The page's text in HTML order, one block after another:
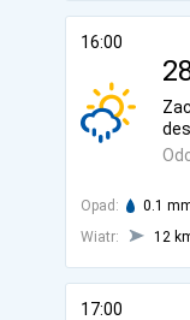
16:00
Opad: 0.1
Wiatr:
12
17:00